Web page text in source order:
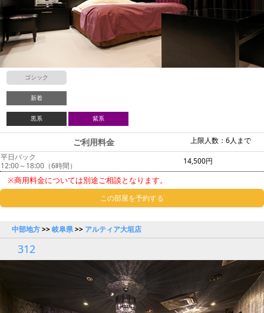
ゴシック
新着
黒系 紫系
上限人数：6人まで
ご利用料金
平日パック
12:00～18:00（6時間）
14,500円
※商用料金については別途ご相談となります。
この部屋を予約する
中部地方>>岐阜県>> アルティア大垣店
312